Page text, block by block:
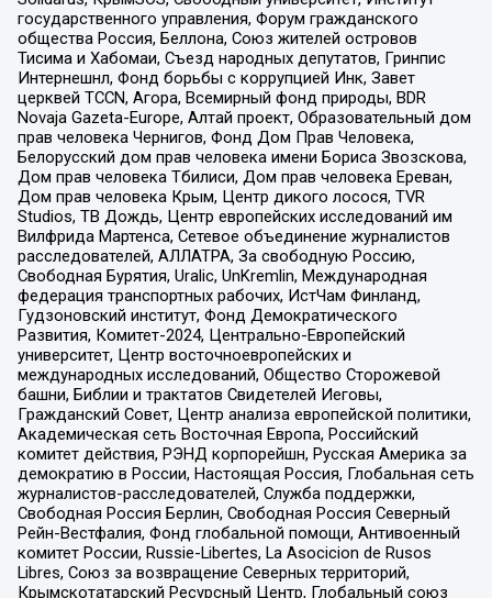
государственного управления, Форум гражданского
общества Россия, Беллона, Союз жителей островов
Тисима и Хабомаи, Съезд народных депутатов, Гринпис
Интернешнл, Фонд борьбы с коррупцией Инк, Завет
церквей TCCN, Агора, Всемирный фонд природы, BDR
Novaja Gazeta-Europe, Алтай проект, Образовательный дом
прав человека Чернигов, Фонд Дом Прав Человека,
Белорусский дом прав человека имени Бориса Звозскова,
Дом прав человека Тбилиси, Дом прав человека Ереван,
Дом прав человека Крым, Центр дикого лосося, TVR
Studios, ТВ Дождь, Центр европейских исследований им
Вилфрида Мартенса, Сетевое объединение журналистов
расследователей, АЛЛАТРА, За свободную Россию,
Свободная Бурятия, Uralic, UnKremlin, Международная
федерация транспортных рабочих, ИстЧам Финланд,
Гудзоновский институт, Фонд Демократического
Развития, Комитет-2024, Центрально-Европейский
университет, Центр восточноевропейских и
международных исследований, Общество Сторожевой
башни, Библии и трактатов Свидетелей Иеговы,
Гражданский Совет, Центр анализа европейской политики,
Академическая сеть Восточная Европа, Российский
комитет действия, РЭНД корпорейшн, Русская Америка за
демократию в России, Настоящая Россия, Глобальная сеть
журналистов-расследователей, Служба поддержки,
Свободная Россия Берлин, Свободная Россия Северный
Рейн-Вестфалия, Фонд глобальной помощи, Антивоенный
комитет России, Russie-Libertes, La Asocicion de Rusos
Libres, Союз за возвращение Северных территорий,
Крымскотатарский Ресурсный Центр, Глобальный союз